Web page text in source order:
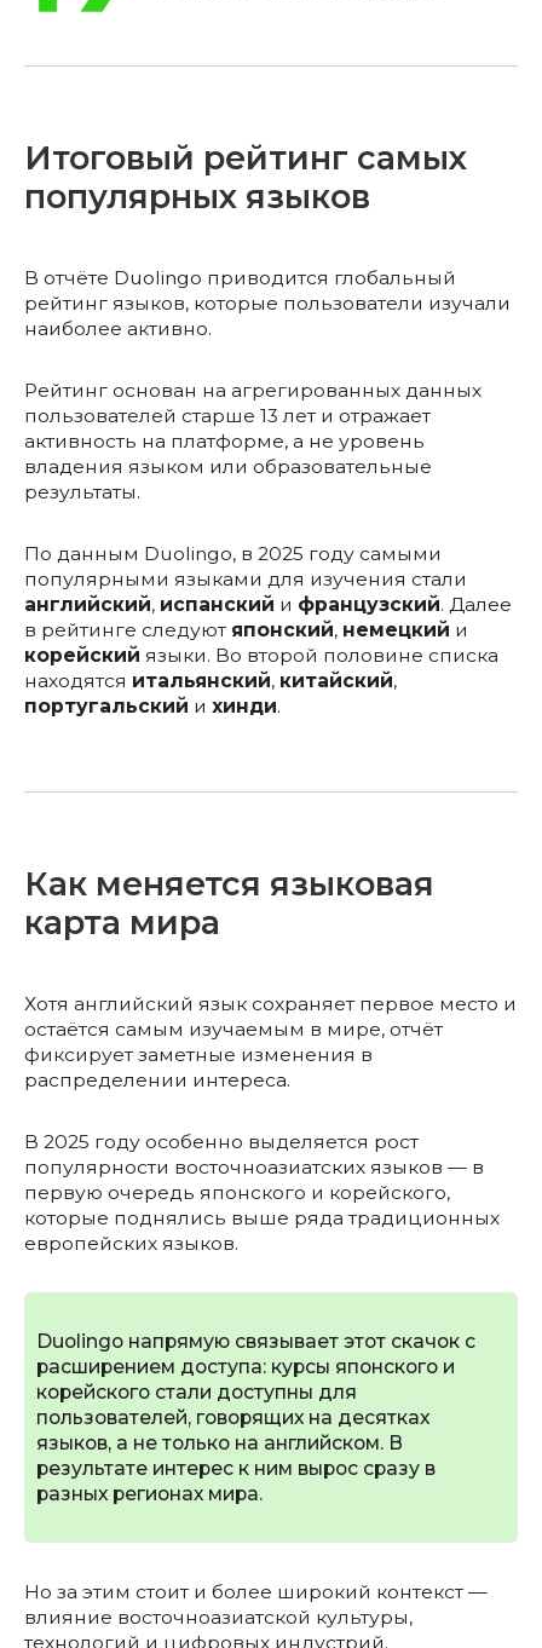
Итоговый рейтинг самых
популярных языков
В отчёте Duolingo приводится глобальный
рейтинг языков, которые пользователи изучали
наиболее активно.
Рейтинг основан на агрегированных данных
пользователей старше 13 лет и отражает
активность на платформе, а не уровень
владения языком или образовательные
результаты.
По данным Duolingo, в 2025 году самыми
популярными языками для изучения стали
английский, испанский и французский. Далее
в рейтинге следуют японский, немецкий и
корейский языки. Во второй половине списка
находятся итальянский, китайский,
португальский и хинди.
Как меняется языковая
карта мира
Хотя английский язык сохраняет первое место и
остаётся самым изучаемым в мире, отчёт
фиксирует заметные изменения в
распределении интереса.
В 2025 году особенно выделяется рост
популярности восточноазиатских языков — в
первую очередь японского и корейского,
которые поднялись выше ряда традиционных
европейских языков.
Duolingo напрямую связывает этот скачок с
расширением доступа: курсы японского и
корейского стали доступны для
пользователей, говорящих на десятках
языков, а не только на английском. В
результате интерес к ним вырос сразу в
разных регионах мира.
Но за этим стоит и более широкий контекст —
влияние восточноазиатской культуры,
технологий и цифровых индустрий.